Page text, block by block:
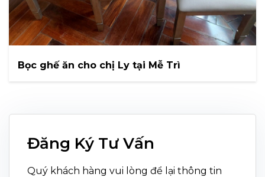
Bọc ghế ăn cho chị Ly tại Mễ Trì
Đăng Ký Tư Vấn
Quý khách hàng vui lòng để lại thông tin